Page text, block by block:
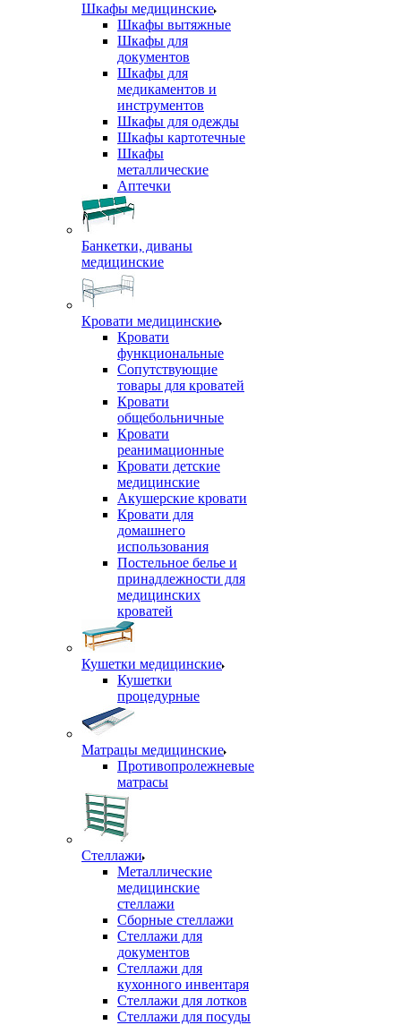
Шкафы медицинские
Шкафы вытяжные
Шкафы для
документов
Шкафы для
медикаментов и
инструментов
Шкафы для одежды
Шкафы картотечные
Шкафы
металлические
Аптечки
Банкетки, диваны
медицинские
Кровати медицинские
Кровати
функциональные
Сопутствующие
товары для кроватей
Кровати
общебольничные
Кровати
реанимационные
Кровати детские
медицинские
Акушерские кровати
Кровати для
домашнего
использования
Постельное белье и
принадлежности для
медицинских
кроватей
Кушетки медицинские
Кушетки
процедурные
Матрацы медицинские
Противопролежневые
матрасы
Стеллажи
Металлические
медицинские
стеллажи
Сборные стеллажи
Стеллажи для
документов
Стеллажи для
кухонного инвентаря
Стеллажи для лотков
Стеллажи для посуды